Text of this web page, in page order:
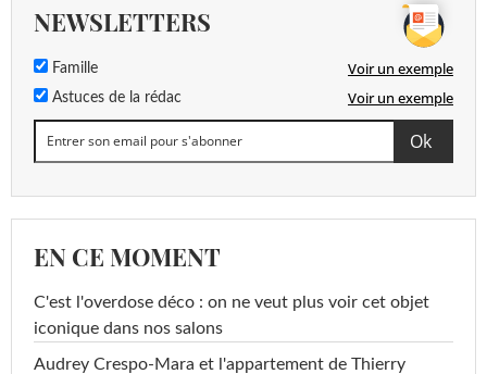
NEWSLETTERS
Famille Voir un exemple
Astuces de la rédac Voir un exemple
EN CE MOMENT
C'est l'overdose déco : on ne veut plus voir cet objet
iconique dans nos salons
Audrey Crespo-Mara et l'appartement de Thierry